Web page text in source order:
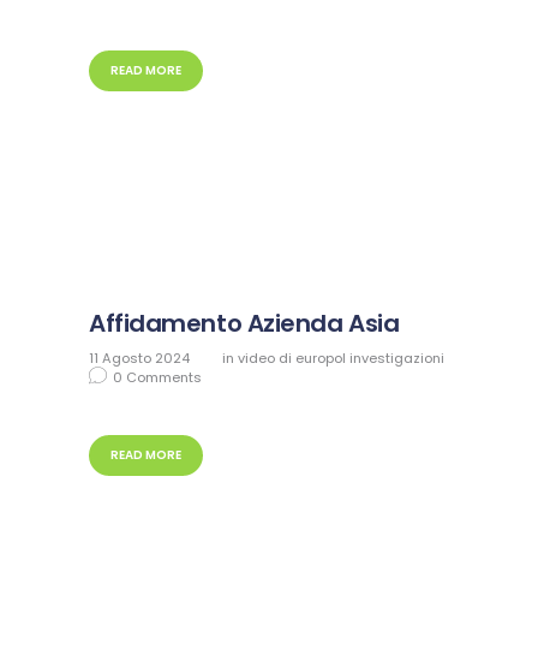
READ MORE
Affidamento Azienda Asia
11 Agosto 2024 invideo di europol investigazioni
0 Comments
READ MORE